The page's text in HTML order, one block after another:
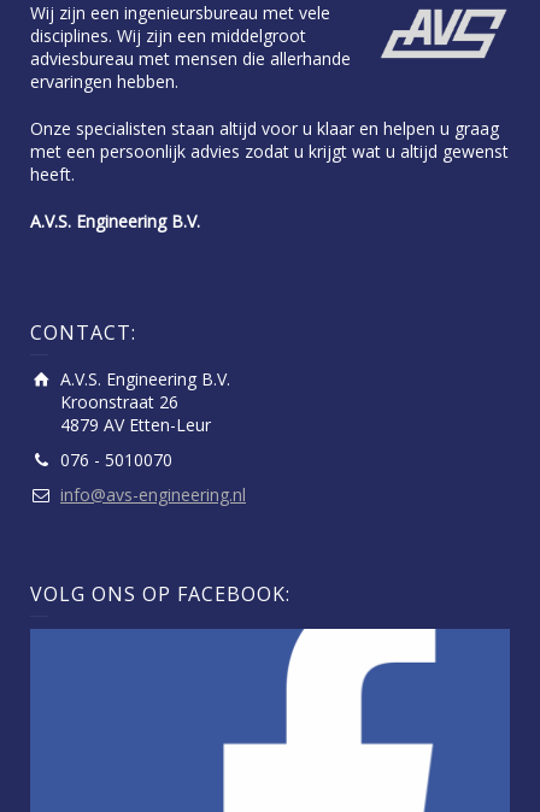
Wij zijn een ingenieursbureau met vele
disciplines. Wij zijn een middelgroot
adviesbureau met mensen die allerhande
ervaringen hebben.
Onze specialisten staan altijd voor u klaar en helpen u graag
met een persoonlijk advies zodat u krijgt wat u altijd gewenst
heeft.
A.V.S. Engineering B.V.
CONTACT:
A.V.S. Engineering B.V.
Kroonstraat 26
4879 AV Etten-Leur
076 - 5010070
info@avs-engineering.nl
VOLG ONS OP FACEBOOK: